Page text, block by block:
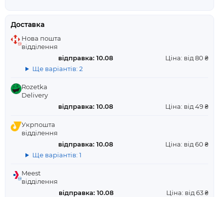
Доставка
Нова пошта
відділення
відправка: 10.08
Ціна: від 80 ₴
Ще варіантів: 2
Rozetka
Delivery
відправка: 10.08
Ціна: від 49 ₴
Укрпошта
відділення
відправка: 10.08
Ціна: від 60 ₴
Ще варіантів: 1
Meest
відділення
відправка: 10.08
Ціна: від 63 ₴